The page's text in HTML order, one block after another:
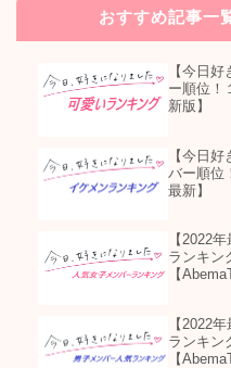
おすすめ記事一
【今日
ー順位！
新版】
【今日
バー順位
最新】
【2022
ランキン
【
【2022
ランキン
【